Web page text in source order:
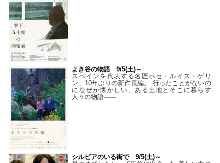
よき谷の物語 9/5(土)～
スペインを代表する名匠ホセ・ルイス・ゲリ
ン、10年ぶりの新作長編。 行ったことがないの
になぜか懐かしい、ある土地とそこに暮らす
人々の物語――
シルビアのいる街で 9/5(土)～